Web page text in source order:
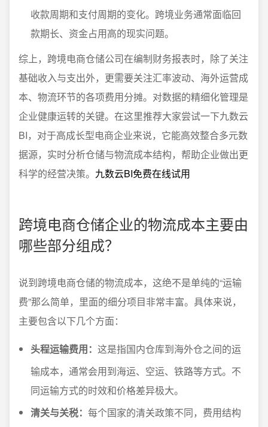
收款周期和支付周期的变化。跨境业务通常面临回
款期长、资金占用高的现实问题。
综上，跨境电商仓储公司在编制财务报表时，除了关注
基础收入与支出外，更需要关注汇率波动、海外运营成
本、物流环节的各项费用分摊。对数据的精细化管理是
企业健康运转的关键。在这里推荐大家尝试一下九数云
BI，对于高成长型电商企业来说，它能高效整合多元数
据源，实时分析仓储与物流成本结构，帮助企业做出更
科学的经营决策。 九数云BI免费在线试用
跨境电商仓储企业的物流成本主要由
哪些部分组成？
说到跨境电商仓储的物流成本，这绝不是单纯的“运输
费”那么简单，里面的细分项目非常丰富。具体来说，
主要包含以下几个方面：
头程运输费用： 这是指国内仓库到海外仓之间的运
输成本，通常会用到海运、空运、铁路等方式。不
同运输方式的时效和价格差异极大。
清关与关税： 每个国家的清关政策不同，费用结构